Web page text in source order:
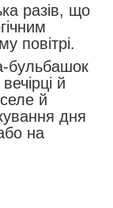
разів, що
повітрі.
бульбашок
й
й
дня
на